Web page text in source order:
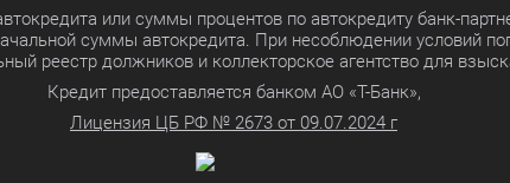
или суммы процентов по автокредиту банк-
суммы автокредита. При несоблюдении условий
реестр должников и коллекторское агентство для
Кредит предоставляется банком АО «Т-Банк»,
Лицензия ЦБ РФ № 2673 от 09.07.2024 г